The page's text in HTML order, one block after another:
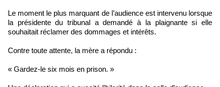
Le moment le plus marquant de l’audience est intervenu lorsque
la présidente du tribunal a demandé à la plaignante si elle
souhaitait réclamer des dommages et intérêts.
Contre toute attente, la mère a répondu :
« Gardez-le six mois en prison. »